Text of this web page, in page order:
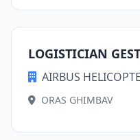
LOGISTICIAN
AIRBUS
ORAS GHIMBAV